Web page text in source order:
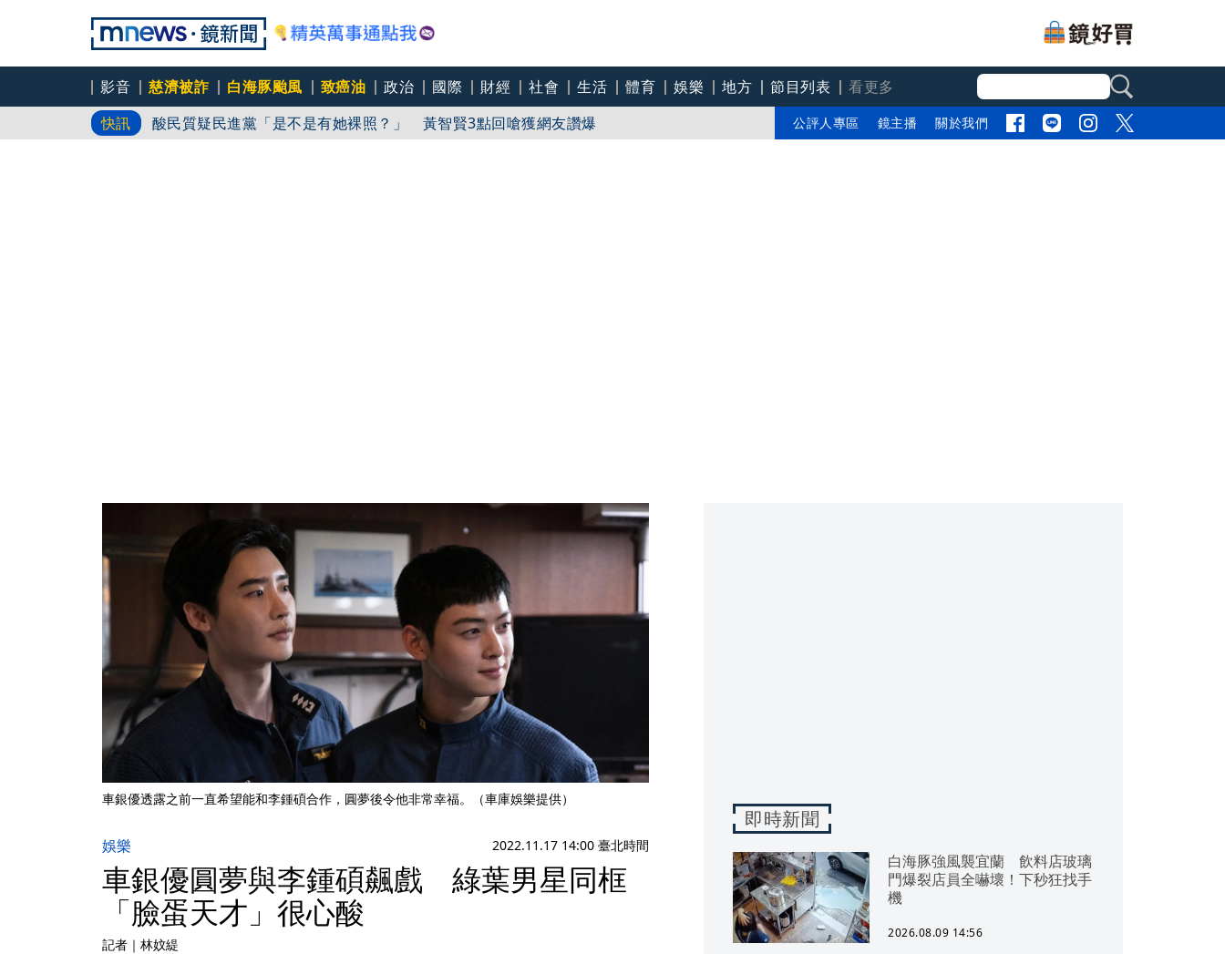
影音 慈濟被詐 白海豚颱風 致癌油 政治 國際 財經 社會 生活 體育 娛樂 地方 節目列表
看更多
快訊
酸民質疑民進黨「是不是有她裸照？」 黃智賢3點回嗆獲網友讚爆
品冠睽違多年唱進花蓮首訪富里 晴男晴女聯手「打敗」白海豚颱風
公評人專區 鏡主播 關於我們
車銀優透露之前一直希望能和李鍾碩合作，圓夢後令他非常幸福。（車庫娛樂提供）
娛樂 2022.11.17 14:00 臺北時間
車銀優圓夢與李鍾碩飆戲 綠葉男星同框
「臉蛋天才」很心酸
記者 ｜ 林妏緹
即時新聞
白海豚強風襲宜蘭 飲料店玻璃
門爆裂店員全嚇壞！下秒狂找手
機
2026.08.09 14:56